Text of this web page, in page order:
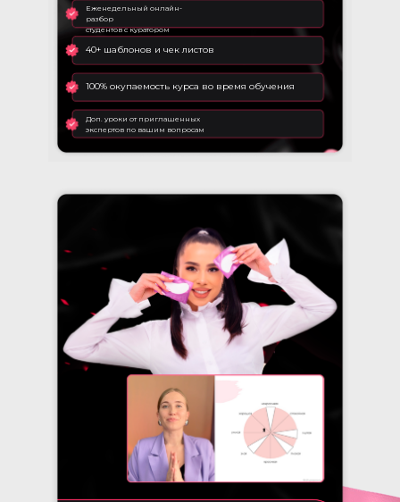
Еженедельный онлайн-
разбор
студентов с куратором
100% окупаемость курса во время обучения
40+ шаблонов и чек листов
Доп. уроки от приглашенных
экспертов по вашим вопросам